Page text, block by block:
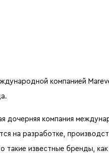
компанией
компания
на разработке,
такие известные бренды,